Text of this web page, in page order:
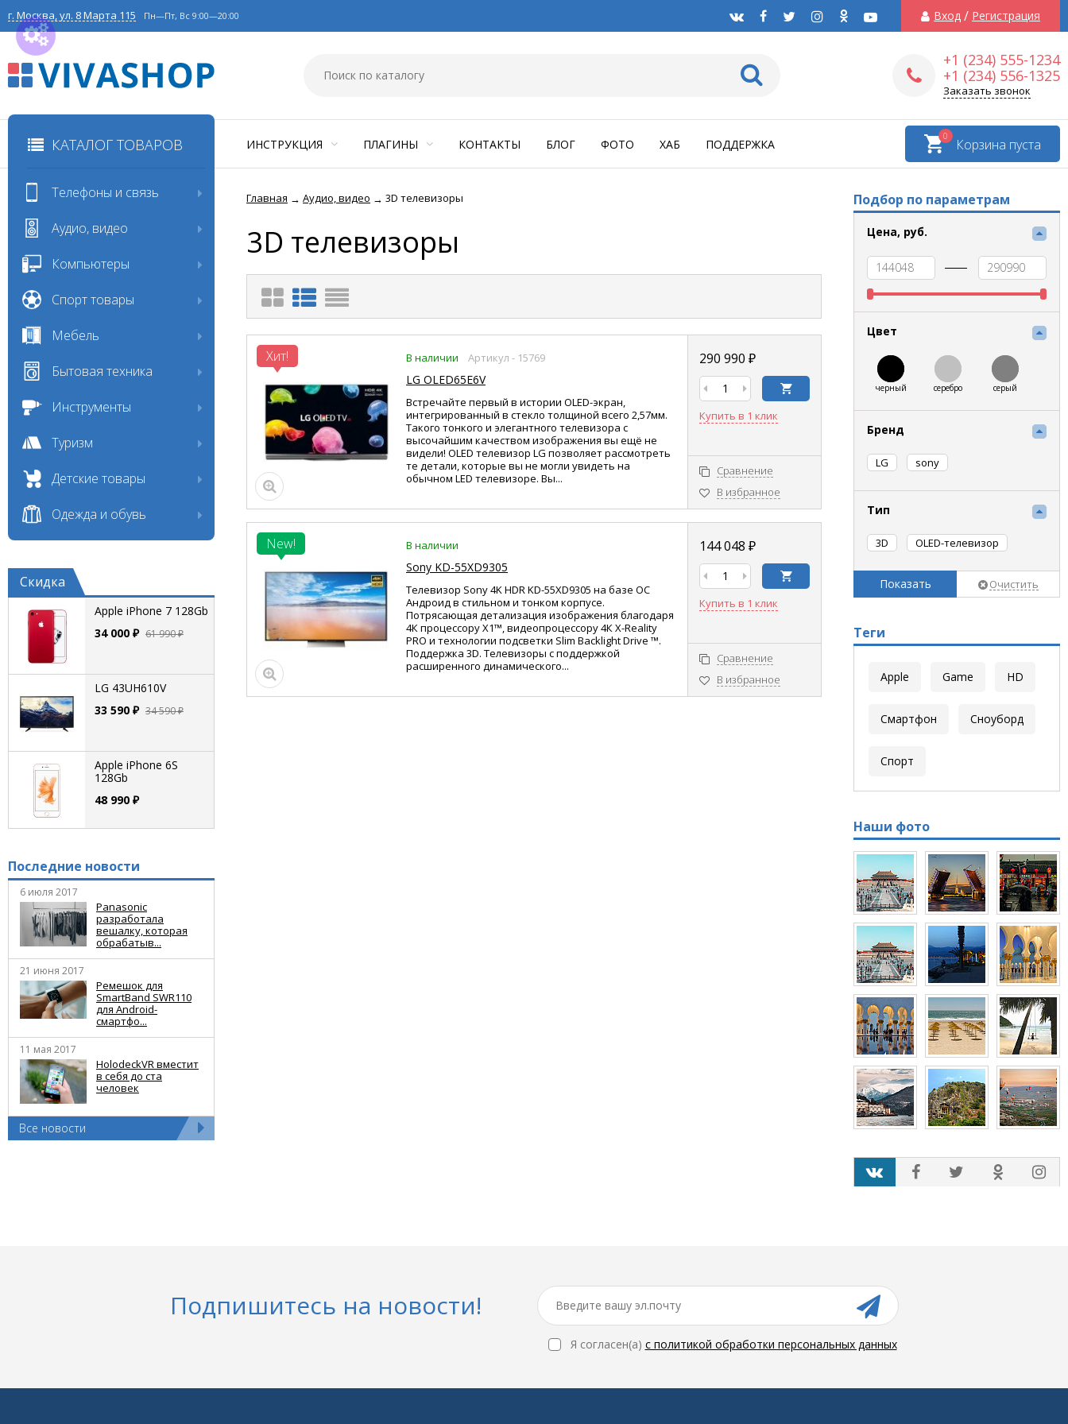
г. Москва, ул. 8 Марта 115 Пн—Пт, Вс 9:00—20:00 Вход / Регистрация
+1 (234) 555-1234
+1 (234) 556-1325
Заказать звонок
КАТАЛОГ ТОВАРОВ Корзина пуста
0
ИНСТРУКЦИЯ ПЛАГИНЫ КОНТАКТЫ БЛОГ ФОТО ХАБ ПОДДЕРЖКА
Главная → Аудио, видео → 3D телевизоры
3D телевизоры
Хит! В наличии Артикул - 15769
LG OLED65E6V
Встречайте первый в истории OLED-экран,
интегрированный в стекло толщиной всего 2,57мм.
Такого тонкого и элегантного телевизора с
высочайшим качеством изображения вы ещё не
видели! OLED телевизор LG позволяет рассмотреть
те детали, которые вы не могли увидеть на
обычном LED телевизоре. Вы...
290 990 ₽
Купить в 1 клик
Сравнение
В избранное
New! В наличии
Sony KD-55XD9305
Телевизор Sony 4K HDR KD-55XD9305 на базе ОС
Андроид в стильном и тонком корпусе.
Потрясающая детализация изображения благодаря
4К процессору X1™, видеопроцессору 4К X-Reality
PRO и технологии подсветки Slim Backlight Drive ™.
Поддержка 3D. Телевизоры с поддержкой
расширенного динамического...
144 048 ₽
Купить в 1 клик
Сравнение
В избранное
Телефоны и связь
Аудио, видео
Компьютеры
Спорт товары
Мебель
Бытовая техника
Инструменты
Туризм
Детские товары
Одежда и обувь
Скидка
Apple iPhone 7 128Gb
34 000 ₽ 61 990 ₽
LG 43UH610V
33 590 ₽ 34 590 ₽
Apple iPhone 6S
128Gb
48 990 ₽
Последние новости
6 июля 2017
Panasonic
разработала
вешалку, которая
обрабатыв...
21 июня 2017
Ремешок для
SmartBand SWR110
для Android-
смартфо...
11 мая 2017
HolodeckVR вместит
в себя до ста
человек
Все новости
Подбор по параметрам
Цена, руб.
Цвет
черный серебро серый
Бренд
LG sony
Тип
3D OLED-телевизор
Показать Очистить
Теги
Apple Game HD
Смартфон Сноуборд
Спорт
Наши фото
Подпишитесь на новости!
Я согласен(a) с политикой обработки персональных данных